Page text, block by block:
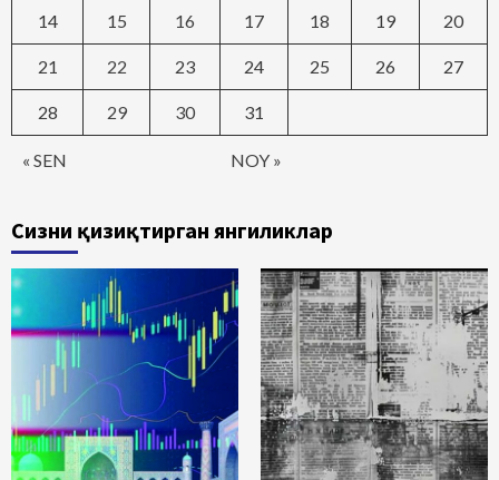
« SEN NOY »
14 15 16 17 18 19 20
21 22 23 24 25 26 27
28 29 30 31
Сизни қизиқтирган янгиликлар